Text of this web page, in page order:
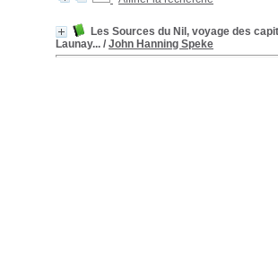
Les Sources du Nil, voyage des
Launay... / John Hanning Speke